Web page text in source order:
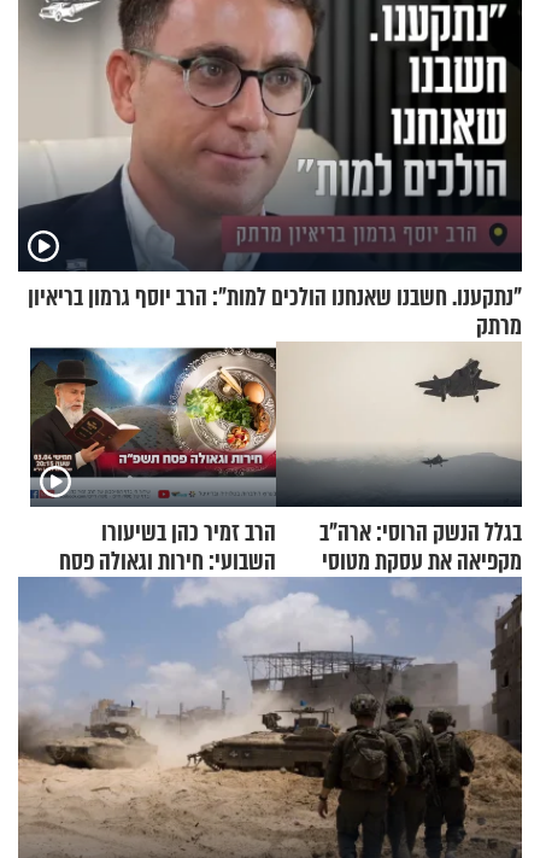
"נתקענו. חשבנו שאנחנו הולכים למות": הרב יוסף גרמון בריאיון
מרתק
בגלל הנשק הרוסי: ארה"ב
מקפיאה את עסקת מטוסי
הקרב לטורקיה
הרב זמיר כהן בשיעורו
השבועי: חירות וגאולה פסח
תשפ"ה